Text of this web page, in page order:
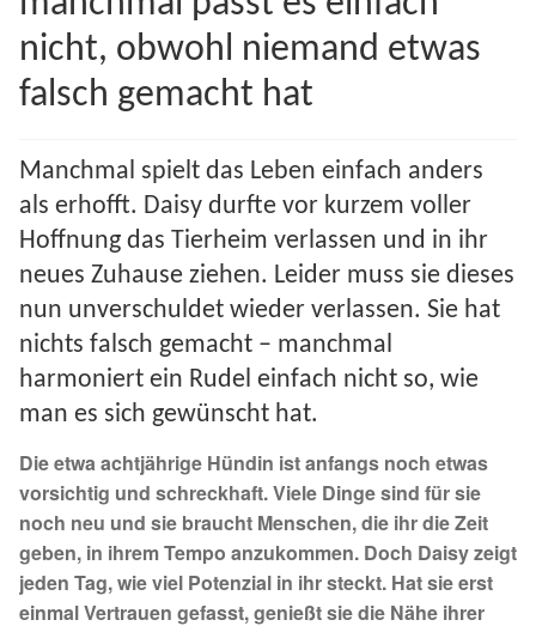
Spenden 2023
Juli bis Dezember 2023
Januar bis Juni 2023
Spenden 2022
Juli bis Dezember 2022
Januar bis Juni 2022
Spenden 2021
Juli bis Dezember 2021
Fördermitgliedschaft
Tierschutz
nicht, obwohl niemand etwas
falsch gemacht hat
Manchmal spielt das Leben einfach anders
als erhofft. Daisy durfte vor kurzem voller
Hoffnung das Tierheim verlassen und in ihr
neues Zuhause ziehen. Leider muss sie dieses
nun unverschuldet wieder verlassen. Sie hat
nichts falsch gemacht – manchmal
harmoniert ein Rudel einfach nicht so, wie
man es sich gewünscht hat.
Die etwa achtjährige Hündin ist anfangs noch etwas
vorsichtig und schreckhaft. Viele Dinge sind für sie
noch neu und sie braucht Menschen, die ihr die Zeit
geben, in ihrem Tempo anzukommen. Doch Daisy zeigt
jeden Tag, wie viel Potenzial in ihr steckt. Hat sie erst
einmal Vertrauen gefasst, genießt sie die Nähe ihrer